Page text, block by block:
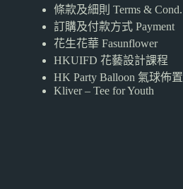
條款及細則 Terms & Cond.
訂購及付款方式 Payment
花生花華 Fasunflower
HKUIFD 花藝設計課程
HK Party Balloon 氣球佈置
Kliver – Tee for Youth